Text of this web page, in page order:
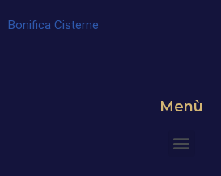
Bonifica Cisterne
Menù